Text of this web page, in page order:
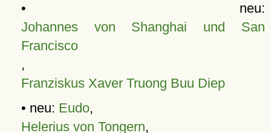
• neu:
Johannes von Shanghai und San
Francisco
,
Franziskus Xaver Truong Buu Diep
• neu: Eudo,
Helerius von Tongern,